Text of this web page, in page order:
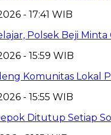
- 17:41 WIB
Polsek Beji
- 15:59 WIB
Komunitas Lokal
- 15:55 WIB
Ditutup Setiap